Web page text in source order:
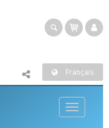
Français
Toggle